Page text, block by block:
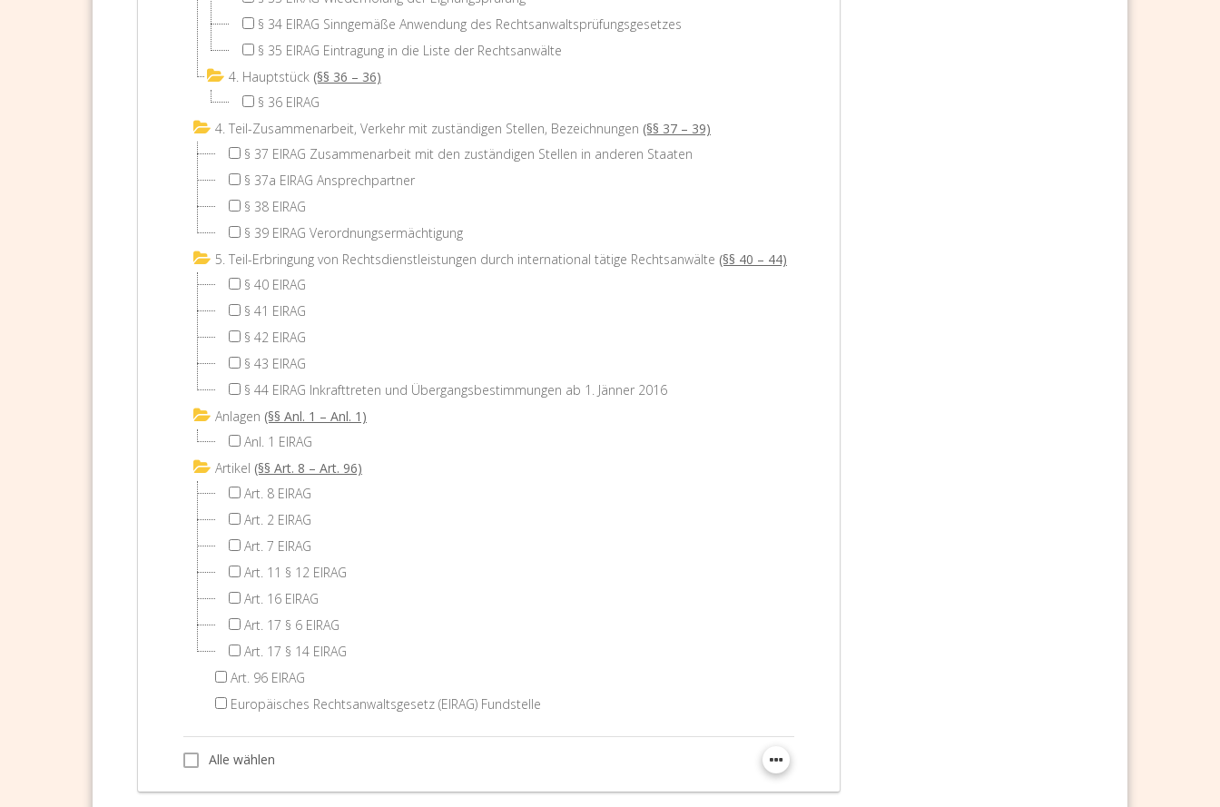
§ 34 EIRAG Sinngemäße Anwendung des Rechtsanwaltsprüfungsgesetzes
§ 35 EIRAG Eintragung in die Liste der Rechtsanwälte
4. Hauptstück (§§ 36 – 36)
§ 36 EIRAG
4. Teil-Zusammenarbeit, Verkehr mit zuständigen Stellen, Bezeichnungen (§§ 37 – 39)
§ 37 EIRAG Zusammenarbeit mit den zuständigen Stellen in anderen Staaten
§ 37a EIRAG Ansprechpartner
§ 38 EIRAG
§ 39 EIRAG Verordnungsermächtigung
5. Teil-Erbringung von Rechtsdienstleistungen durch international tätige Rechtsanwälte (§§ 40 – 44)
§ 40 EIRAG
§ 41 EIRAG
§ 42 EIRAG
§ 43 EIRAG
§ 44 EIRAG Inkrafttreten und Übergangsbestimmungen ab 1. Jänner 2016
Anlagen (§§ Anl. 1 – Anl. 1)
Anl. 1 EIRAG
Artikel (§§ Art. 8 – Art. 96)
Art. 8 EIRAG
Art. 2 EIRAG
Art. 7 EIRAG
Art. 11 § 12 EIRAG
Art. 16 EIRAG
Art. 17 § 6 EIRAG
Art. 17 § 14 EIRAG
Art. 96 EIRAG
Europäisches Rechtsanwaltsgesetz (EIRAG) Fundstelle
Alle wählen
Alle wählen